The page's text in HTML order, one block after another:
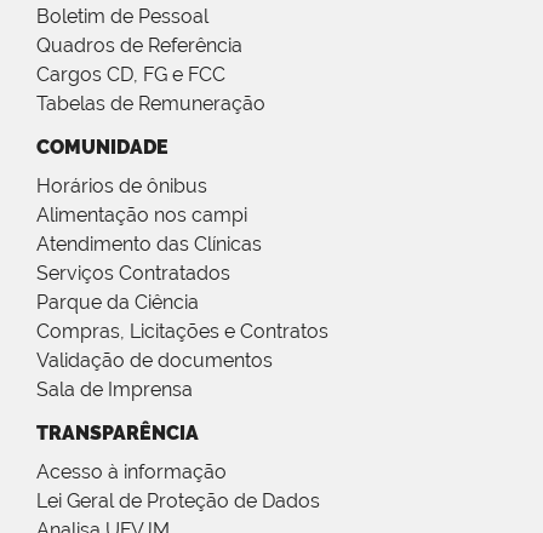
Boletim de Pessoal
Quadros de Referência
Cargos CD, FG e FCC
Tabelas de Remuneração
COMUNIDADE
Horários de ônibus
Alimentação nos campi
Atendimento das Clínicas
Serviços Contratados
Parque da Ciência
Compras, Licitações e Contratos
Validação de documentos
Sala de Imprensa
TRANSPARÊNCIA
Acesso à informação
Lei Geral de Proteção de Dados